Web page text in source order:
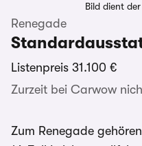
Bild dient
Renegade
Listenpreis 31.100 €
Zurzeit bei Carwow
Zum Renegade